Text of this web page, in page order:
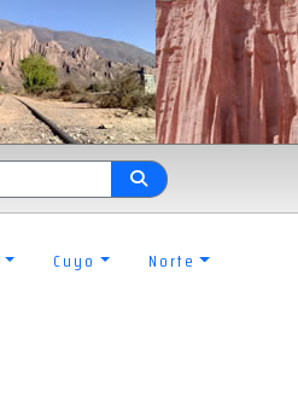
Cuyo Norte